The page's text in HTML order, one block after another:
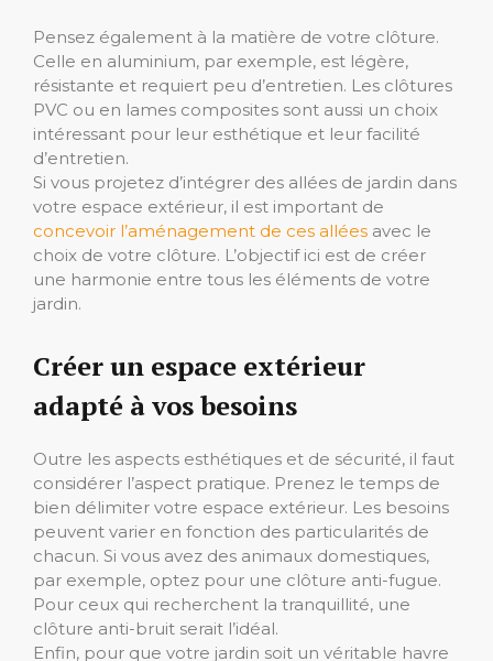
Pensez également à la matière de votre clôture.
Celle en aluminium, par exemple, est légère,
résistante et requiert peu d’entretien. Les clôtures
PVC ou en lames composites sont aussi un choix
intéressant pour leur esthétique et leur facilité
d’entretien.
Si vous projetez d’intégrer des allées de jardin dans
votre espace extérieur, il est important de
concevoir l’aménagement de ces allées avec le
choix de votre clôture. L’objectif ici est de créer
une harmonie entre tous les éléments de votre
jardin.
Créer un espace extérieur
adapté à vos besoins
Outre les aspects esthétiques et de sécurité, il faut
considérer l’aspect pratique. Prenez le temps de
bien délimiter votre espace extérieur. Les besoins
peuvent varier en fonction des particularités de
chacun. Si vous avez des animaux domestiques,
par exemple, optez pour une clôture anti-fugue.
Pour ceux qui recherchent la tranquillité, une
clôture anti-bruit serait l’idéal.
Enfin, pour que votre jardin soit un véritable havre